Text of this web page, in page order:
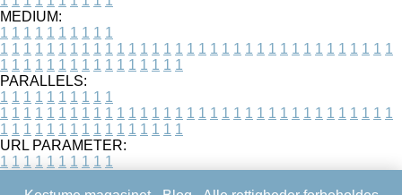
MEDIUM:
1 1 1 1 1 1 1 1 1 1
1 1 1 1 1 1 1 1 1 1 1 1 1 1 1 1 1 1 1 1 1 1 1 1 1 1 1 1 1 1 1 1 1 1
1 1 1 1 1 1 1 1 1 1 1 1 1 1 1 1
PARALLELS:
1 1 1 1 1 1 1 1 1 1
1 1 1 1 1 1 1 1 1 1 1 1 1 1 1 1 1 1 1 1 1 1 1 1 1 1 1 1 1 1 1 1 1 1
1 1 1 1 1 1 1 1 1 1 1 1 1 1 1 1
URL PARAMETER:
1 1 1 1 1 1 1 1 1 1